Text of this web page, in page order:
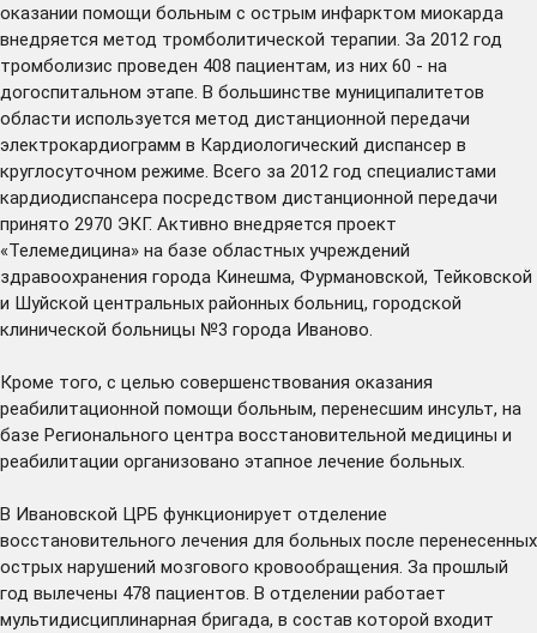
оказании помощи больным с острым инфарктом миокарда
внедряется метод тромболитической терапии. За 2012 год
тромболизис проведен 408 пациентам, из них 60 - на
догоспитальном этапе. В большинстве муниципалитетов
области используется метод дистанционной передачи
электрокардиограмм в Кардиологический диспансер в
круглосуточном режиме. Всего за 2012 год специалистами
кардиодиспансера посредством дистанционной передачи
принято 2970 ЭКГ. Активно внедряется проект
«Телемедицина» на базе областных учреждений
здравоохранения города Кинешма, Фурмановской, Тейковской
и Шуйской центральных районных больниц, городской
клинической больницы №3 города Иваново.
Кроме того, с целью совершенствования оказания
реабилитационной помощи больным, перенесшим инсульт, на
базе Регионального центра восстановительной медицины и
реабилитации организовано этапное лечение больных.
В Ивановской ЦРБ функционирует отделение
восстановительного лечения для больных после перенесенных
острых нарушений мозгового кровообращения. За прошлый
год вылечены 478 пациентов. В отделении работает
мультидисциплинарная бригада, в состав которой входит